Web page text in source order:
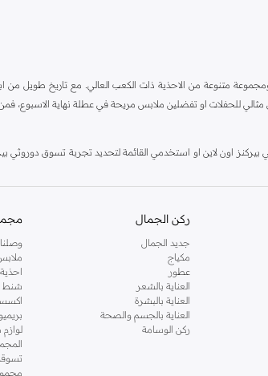
متنوعة من الاحذية ذات الكعب العالي. مع تاريخ طويل من
للحفلات او تفضلين ملابس مريحة في عطلة نهاية الاسبوع،
اون لاين او استخدمي القائمة لتحديد تجربة تسوق دوروثي
ركن الجمال
جديد الجمال
مكياج
عطور
العناية بالشعر
العناية بالبشرة
العناية بالجسم والصحة
ركن الوسامة
احذية
شنط
لوازم